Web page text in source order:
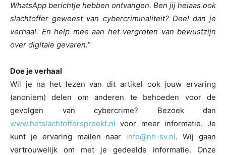
WhatsApp berichtje hebben ontvangen. Ben jij helaas ook
slachtoffer geweest van cybercriminaliteit? Deel dan je
verhaal. En help mee aan het vergroten van bewustzijn
over digitale gevaren.”
Doe je verhaal
Wil je na het lezen van dit artikel ook jouw ervaring
(anoniem) delen om anderen te behoeden voor de
gevolgen van cybercrime? Bezoek dan
www.hetslachtofferspreekt.nl voor meer informatie. Je
kunt je ervaring mailen naar info@nh-sv.nl. Wij gaan
vertrouwelijk om met je gedeelde informatie. Onze